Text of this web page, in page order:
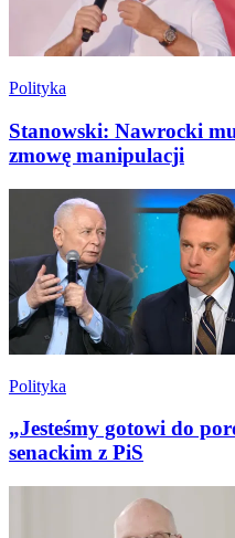
Polityka
Stanowski: Nawrocki
zmowę manipulacji
Polityka
„Jesteśmy gotowi do
senackim z PiS